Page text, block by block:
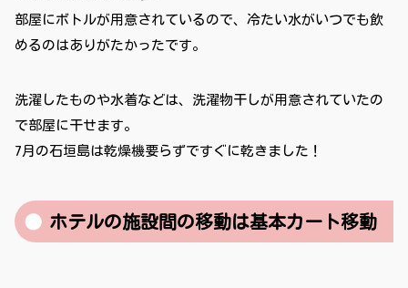
部屋にボトルが用意されているので、冷たい水がいつでも飲
めるのはありがたかったです。
洗濯したものや水着などは、洗濯物干しが用意されていたの
で部屋に干せます。
7月の石垣島は乾燥機要らずですぐに乾きました！
ホテルの施設間の移動は基本カート移動